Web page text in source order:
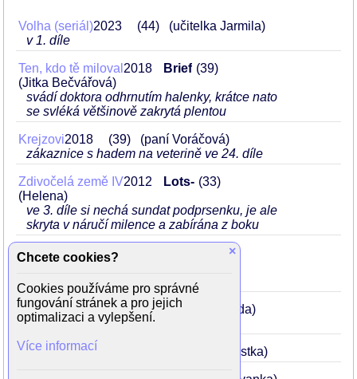
Volha (seriál)2023 44
(učitelka Jarmila)
v 1. díle
Ten, kdo tě miloval 2018 Brief 39
(Jitka Bečvářová)
svádí doktora odhrnutím halenky, krátce nato
se svléká většinově zakrytá plentou
Krejzovi2018 39
(paní Voráčová)
zákaznice s hadem na veterině ve 24. díle
Zdivočelá země IV2012 Lots- 33
(Helena)
ve 3. díle si nechá sundat podprsenku, je ale
skryta v náručí milence a zabírána z boku
Ulice (seriál)2005-
(Alexandra (Saša) Třešňáková)
Dobrá čtvrť2005-
2008
26 (squaterka Linda)
Jak ukrást Dagmaru (aktivistka)
×
Chcete cookies?
Cookies používáme pro správné
fungování stránek a pro jejich
optimalizaci a vylepšení.
Více informací